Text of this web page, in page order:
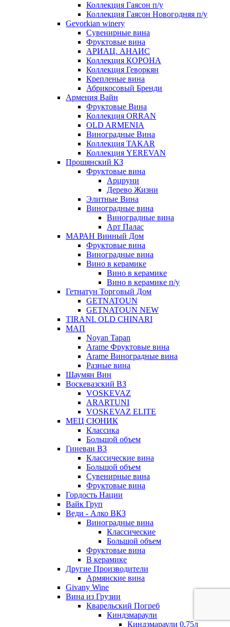
Коллекция Гаясон п/у
Коллекция Гаясон Новогодняя п/у
Gevorkian winery
Сувенирные вина
Фруктовые вина
АРИАЦ. АНАИС
Коллекция КОРОНА
Коллекция Геворкян
Крепленые вина
Абрикосовый Бренди
Армения Вайн
Фруктовые Вина
Коллекция ORRAN
OLD ARMENIA
Виноградные Вина
Коллекция TAKAR
Коллекция YEREVAN
Прошянский КЗ
Фруктовые вина
Арцруни
Дерево Жизни
Элитные Вина
Виноградные вина
Виноградные вина
Арт Палас
МАРАН Винный Дом
Фруктовые вина
Виноградные вина
Вино в керамике
Вино в керамике
Вино в керамике п/у
Гетнатун Торговый Дом
GETNATOUN
GETNATOUN NEW
TIRANI. OLD CHINARI
МАП
Noyan Tapan
Arame Фруктовые вина
Arame Виноградные вина
Разные вина
Шаумян Вин
Воскевазский ВЗ
VOSKEVAZ
ARARTUNI
VOSKEVAZ ELITE
МЕЦ СЮНИК
Классика
Большой объем
Гиневан ВЗ
Классические вина
Большой объем
Сувенирные вина
Фруктовые вина
Гордость Нации
Вайк Груп
Веди - Алко ВКЗ
Виноградные вина
Классические
Большой объем
Фруктовые вина
В керамике
Другие Производители
Армянские вина
Givany Wine
Вина из Грузии
Кварельский Погреб
Киндзмараули
Киндзмараули 0,75л